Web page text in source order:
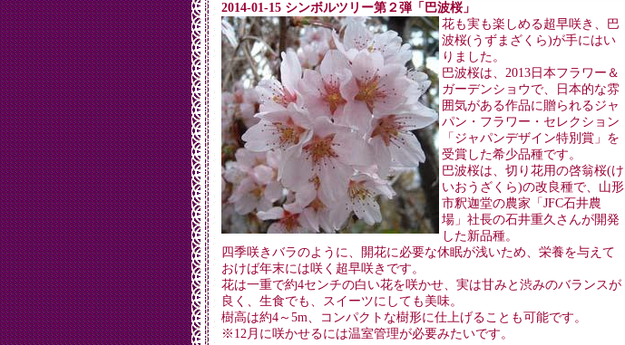
2014-01-15 シンボルツリー第２弾「巴波桜」
花も実も楽しめる超早咲き、巴
波桜(うずまざくら)が手にはい
りました。
巴波桜は、2013日本フラワー＆
ガーデンショウで、日本的な雰
囲気がある作品に贈られるジャ
パン・フラワー・セレクション
「ジャパンデザイン特別賞」を
受賞した希少品種です。
巴波桜は、切り花用の啓翁桜(け
いおうざくら)の改良種で、山形
市釈迦堂の農家「JFC石井農
場」社長の石井重久さんが開発
した新品種。
四季咲きバラのように、開花に必要な休眠が浅いため、栄養を与えて
おけば年末には咲く超早咲きです。
花は一重で約4センチの白い花を咲かせ、実は甘みと渋みのバランスが
良く、生食でも、スイーツにしても美味。
樹高は約4～5m、コンパクトな樹形に仕上げることも可能です。
※12月に咲かせるには温室管理が必要みたいです。